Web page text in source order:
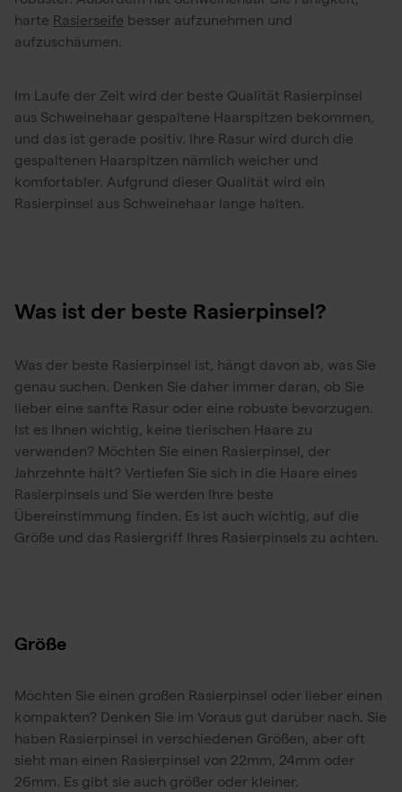
harte Rasierseife besser aufzunehmen und
aufzuschäumen.
Im Laufe der Zeit wird der beste Qualität Rasierpinsel
aus Schweinehaar gespaltene Haarspitzen bekommen,
und das ist gerade positiv. Ihre Rasur wird durch die
gespaltenen Haarspitzen nämlich weicher und
komfortabler. Aufgrund dieser Qualität wird ein
Rasierpinsel aus Schweinehaar lange halten.
Was ist der beste Rasierpinsel?
Was der beste Rasierpinsel ist, hängt davon ab, was Sie
genau suchen. Denken Sie daher immer daran, ob Sie
lieber eine sanfte Rasur oder eine robuste bevorzugen.
Ist es Ihnen wichtig, keine tierischen Haare zu
verwenden? Möchten Sie einen Rasierpinsel, der
Jahrzehnte hält? Vertiefen Sie sich in die Haare eines
Rasierpinsels und Sie werden Ihre beste
Übereinstimmung finden. Es ist auch wichtig, auf die
Größe und das Rasiergriff Ihres Rasierpinsels zu achten.
Größe
Möchten Sie einen großen Rasierpinsel oder lieber einen
kompakten? Denken Sie im Voraus gut darüber nach. Sie
haben Rasierpinsel in verschiedenen Größen, aber oft
sieht man einen Rasierpinsel von 22mm, 24mm oder
26mm. Es gibt sie auch größer oder kleiner.